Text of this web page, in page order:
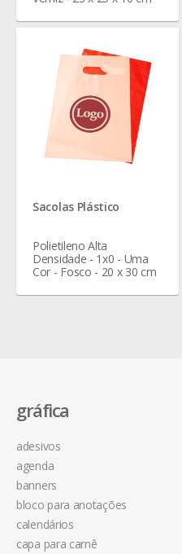
Sacolas Plástico
Polietileno Alta
Densidade - 1x0 - Uma
Cor - Fosco - 20 x 30 cm
gráfica
adesivos
agenda
banners
bloco para anotações
calendários
capa para carnê